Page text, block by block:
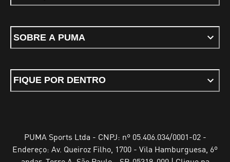
SOBRE A PUMA
FIQUE POR DENTRO
PUMA Sports Ltda - CNPJ: nº 05.406.034/0001-02 -
Endereço: Av. Queiroz Filho, 1700 - Vila Hamburguesa, 6º